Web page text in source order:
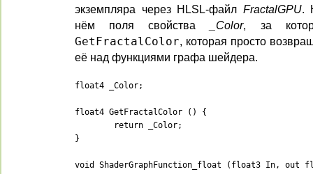
экземпляра через HLSL-файл FractalGPU.
нём поля свойства
_Color, за
GetFractalColor, которая просто
её над функциями графа шейдера.
float4 _Color;
float4 GetFractalColor () {
}
void ShaderGraphFunction_float (float3 In, out